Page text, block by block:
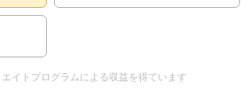
イトプログラムによる収益を得ています